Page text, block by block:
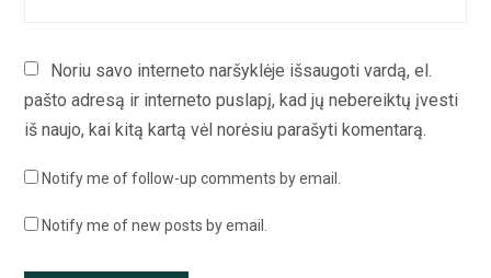
Noriu savo interneto naršyklėje išsaugoti vardą, el.
pašto adresą ir interneto puslapį, kad jų nebereiktų įvesti
iš naujo, kai kitą kartą vėl norėsiu parašyti komentarą.
Notify me of follow-up comments by email.
Notify me of new posts by email.